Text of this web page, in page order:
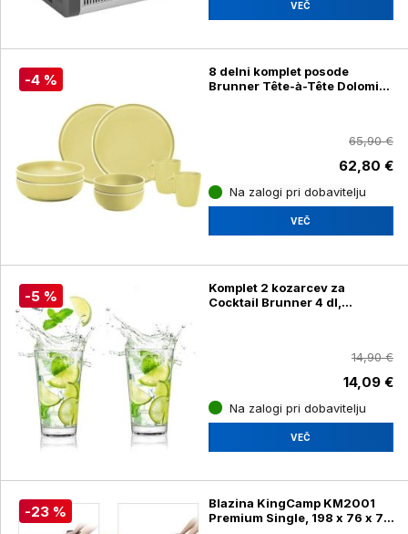
VEČ
-4 %
8 delni komplet posode
Brunner Tête-à-Tête Dolomit,
65,90 €
62,80 €
Na zalogi pri dobavitelju
VEČ
-5 %
Komplet 2 kozarcev za
Cocktail Brunner 4 dl,
14,90 €
14,09 €
Na zalogi pri dobavitelju
VEČ
-23 %
Blazina KingCamp KM2001
Premium Single, 198 x 76 x 7,5